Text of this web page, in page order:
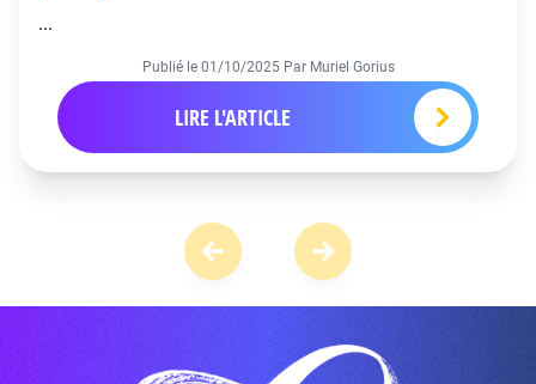
...
Publié le 01/10/2025 Par Muriel Gorius
LIRE L'ARTICLE